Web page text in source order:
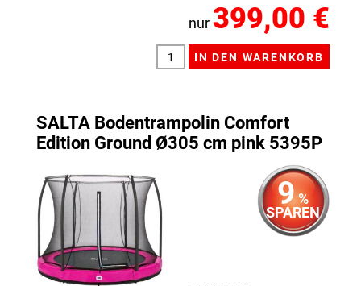
nur399,00 €
SALTA Bodentrampolin Comfort
Edition Ground Ø305 cm pink 5395P
9%
SPAREN